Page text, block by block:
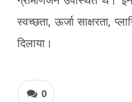
स्वच्छता, ऊर्जा साक्षरता,
दिलाया।
0